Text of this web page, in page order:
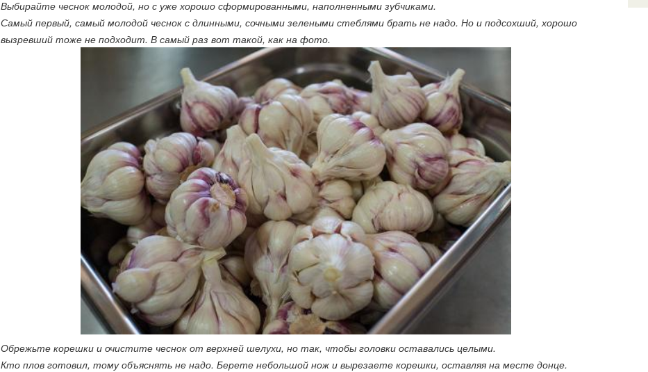
Выбирайте чеснок молодой, но с уже хорошо сформированными, наполненными зубчиками.
Самый первый, самый молодой чеснок с длинными, сочными зелеными стеблями брать не надо. Но и подсохший, хорошо
вызревший тоже не подходит. В самый раз вот такой, как на фото.
Обрежьте корешки и очистите чеснок от верхней шелухи, но так, чтобы головки оставались целыми.
Кто плов готовил, тому объяснять не надо. Берете небольшой нож и вырезаете корешки, оставляя на месте донце.